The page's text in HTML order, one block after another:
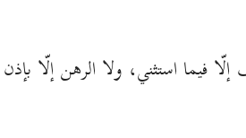
استثني، ولا الرهن إلّا بإذن